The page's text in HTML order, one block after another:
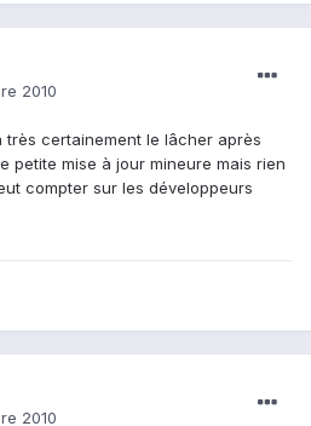
2010
très certainement le lâcher après
petite mise à jour mineure mais rien
compter sur les développeurs
2010